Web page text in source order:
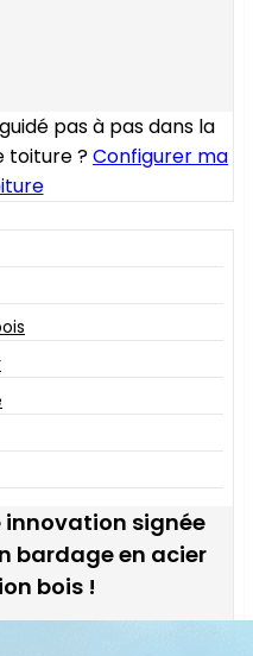
pas à pas dans la
toiture ?Configurer ma
innovation signée
bardage en acier
bois !